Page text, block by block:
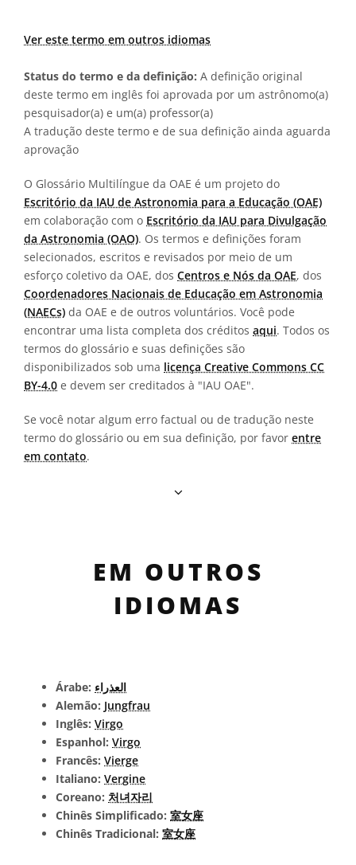
Ver este termo em outros idiomas
Status do termo e da definição: A definição original
deste termo em inglês foi aprovada por um astrônomo(a)
pesquisador(a) e um(a) professor(a)
A tradução deste termo e de sua definição ainda aguarda
aprovação
O Glossário Multilíngue da OAE é um projeto do
Escritório da IAU de Astronomia para a Educação (OAE)
em colaboração com o Escritório da IAU para Divulgação
da Astronomia (OAO). Os termos e definições foram
selecionados, escritos e revisados por meio de um
esforço coletivo da OAE, dos Centros e Nós da OAE, dos
Coordenadores Nacionais de Educação em Astronomia
(NAECs) da OAE e de outros voluntários. Você pode
encontrar uma lista completa dos créditos aqui. Todos os
termos do glossário e suas definições são
disponibilizados sob uma licença Creative Commons CC
BY-4.0 e devem ser creditados à "IAU OAE".
Se você notar algum erro factual ou de tradução neste
termo do glossário ou em sua definição, por favor entre
em contato.
EM OUTROS
IDIOMAS
Árabe: العذراء
Alemão: Jungfrau
Inglês: Virgo
Espanhol: Virgo
Francês: Vierge
Italiano: Vergine
Coreano: 처녀자리
Chinês Simplificado: 室女座
Chinês Tradicional: 室女座